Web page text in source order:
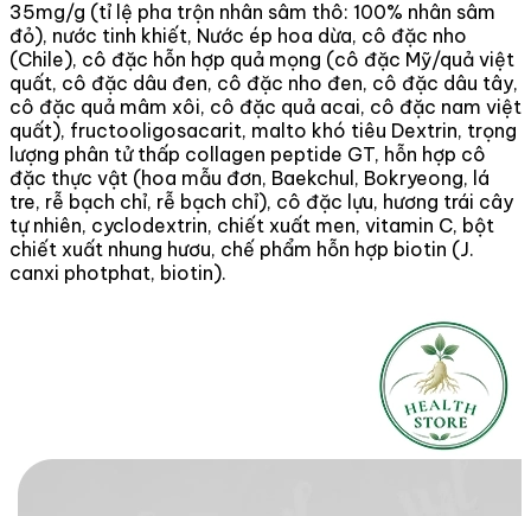
35mg/g (tỉ lệ pha trộn nhân sâm thô: 100% nhân sâm
đỏ), nước tinh khiết, Nước ép hoa dừa, cô đặc nho
(Chile), cô đặc hỗn hợp quả mọng (cô đặc Mỹ/quả việt
quất, cô đặc dâu đen, cô đặc nho đen, cô đặc dâu tây,
cô đặc quả mâm xôi, cô đặc quả acai, cô đặc nam việt
quất), fructooligosacarit, malto khó tiêu Dextrin, trọng
lượng phân tử thấp collagen peptide GT, hỗn hợp cô
đặc thực vật (hoa mẫu đơn, Baekchul, Bokryeong, lá
tre, rễ bạch chỉ, rễ bạch chỉ), cô đặc lựu, hương trái cây
tự nhiên, cyclodextrin, chiết xuất men, vitamin C, bột
chiết xuất nhung hươu, chế phẩm hỗn hợp biotin (J.
canxi photphat, biotin).